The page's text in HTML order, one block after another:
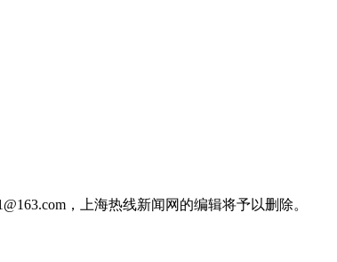
，上海热线新闻网的编辑将予以删除。